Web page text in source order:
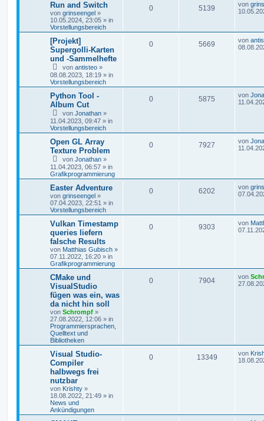
Run and Switch
von grinseengel »
10.05.2024, 23:05 » in
Vorstellungsbereich
0 5139 von
[Projekt]
Supergolli-Karten
und -Sammelhefte
von antisteo »
08.08.2023, 18:19 » in
Vorstellungsbereich
0 5669 von
Python Tool -
Album Cut
von Jonathan »
11.04.2023, 09:47 » in
Vorstellungsbereich
0 5875 von
Open GL Array
Texture Problem
von Jonathan »
11.04.2023, 06:57 » in
Grafikprogrammierung
0 7927 von
Easter Adventure
von grinseengel »
07.04.2023, 22:51 » in
Vorstellungsbereich
0 6202 von
Vulkan Timestamp
queries liefern
falsche Results
von Matthias Gubisch »
07.11.2022, 16:20 » in
Grafikprogrammierung
0 9303 von
CMake und
VisualStudio
fügen was ein, was
da nicht hin soll
von Schrompf »
27.08.2022, 12:06 » in
Programmiersprachen,
Quelltext und
Bibliotheken
0 7904 von
Visual Studio-
Compiler
halbwegs frei
nutzbar
von Krishty »
18.08.2022, 21:49 » in
News und
Ankündigungen
0 13349 von